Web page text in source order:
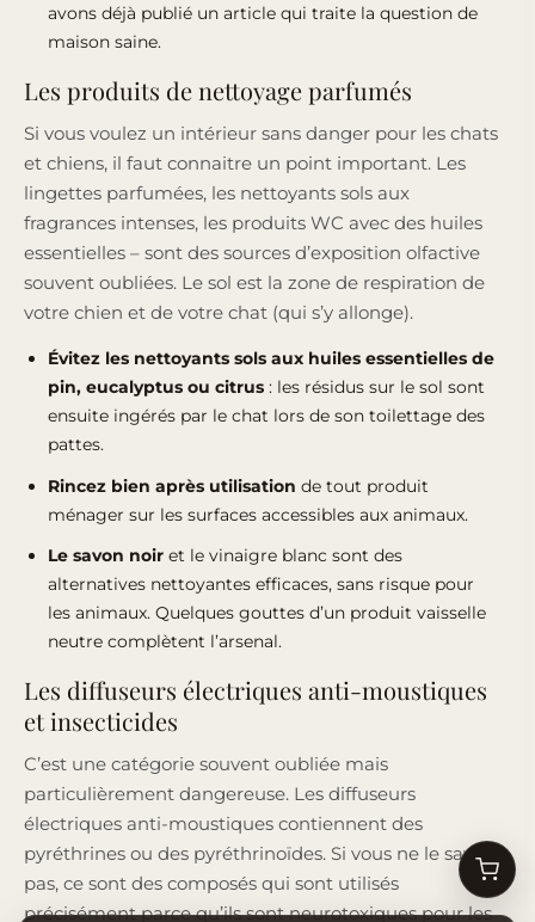
avons déjà publié un article qui traite la question de
maison saine.
Les produits de nettoyage parfumés
Si vous voulez un intérieur sans danger pour les chats
et chiens, il faut connaitre un point important. Les
lingettes parfumées, les nettoyants sols aux
fragrances intenses, les produits WC avec des huiles
essentielles – sont des sources d’exposition olfactive
souvent oubliées. Le sol est la zone de respiration de
votre chien et de votre chat (qui s’y allonge).
Évitez les nettoyants sols aux huiles essentielles de
pin, eucalyptus ou citrus : les résidus sur le sol sont
ensuite ingérés par le chat lors de son toilettage des
pattes.
Rincez bien après utilisation de tout produit
ménager sur les surfaces accessibles aux animaux.
Le savon noir et le vinaigre blanc sont des
alternatives nettoyantes efficaces, sans risque pour
les animaux. Quelques gouttes d’un produit vaisselle
neutre complètent l’arsenal.
Les diffuseurs électriques anti-moustiques
et insecticides
C’est une catégorie souvent oubliée mais
particulièrement dangereuse. Les diffuseurs
électriques anti-moustiques contiennent des
pyréthrines ou des pyréthrinoïdes. Si vous ne le saviez
pas, ce sont des composés qui sont utilisés
précisément parce qu’ils sont neurotoxiques pour les